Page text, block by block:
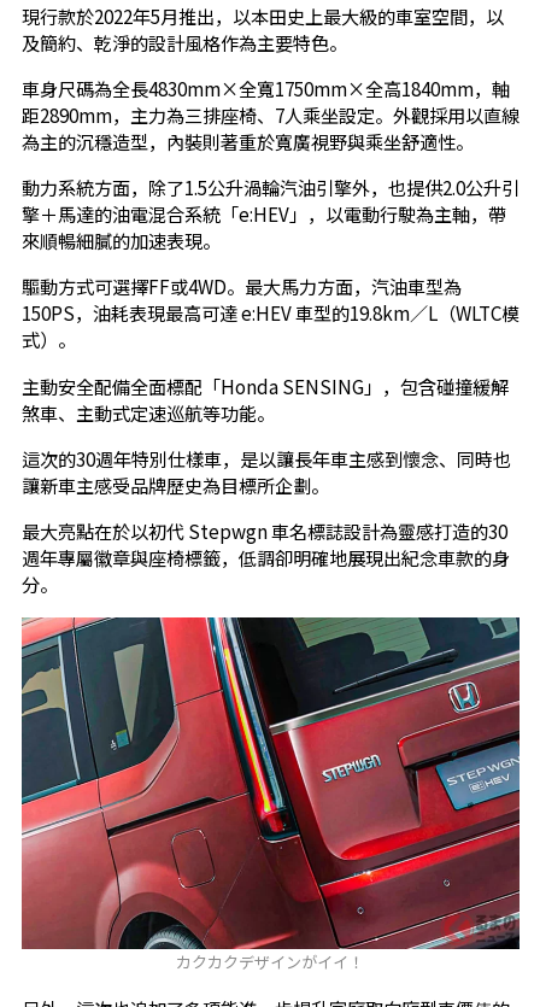
現行款於2022年5月推出，以本田史上最大級的車室空間，以
及簡約、乾淨的設計風格作為主要特色。
車身尺碼為全長4830mm×全寬1750mm×全高1840mm，軸
距2890mm，主力為三排座椅、7人乘坐設定。外觀採用以直線
為主的沉穩造型，內裝則著重於寬廣視野與乘坐舒適性。
動力系統方面，除了1.5公升渦輪汽油引擎外，也提供2.0公升引
擎＋馬達的油電混合系統「e:HEV」，以電動行駛為主軸，帶
來順暢細膩的加速表現。
驅動方式可選擇FF或4WD。最大馬力方面，汽油車型為
150PS，油耗表現最高可達 e:HEV 車型的19.8km／L（WLTC模
式）。
主動安全配備全面標配「Honda SENSING」，包含碰撞緩解
煞車、主動式定速巡航等功能。
這次的30週年特別仕樣車，是以讓長年車主感到懷念、同時也
讓新車主感受品牌歷史為目標所企劃。
最大亮點在於以初代 Stepwgn 車名標誌設計為靈感打造的30
週年專屬徽章與座椅標籤，低調卻明確地展現出紀念車款的身
分。
カクカクデザインがイイ！